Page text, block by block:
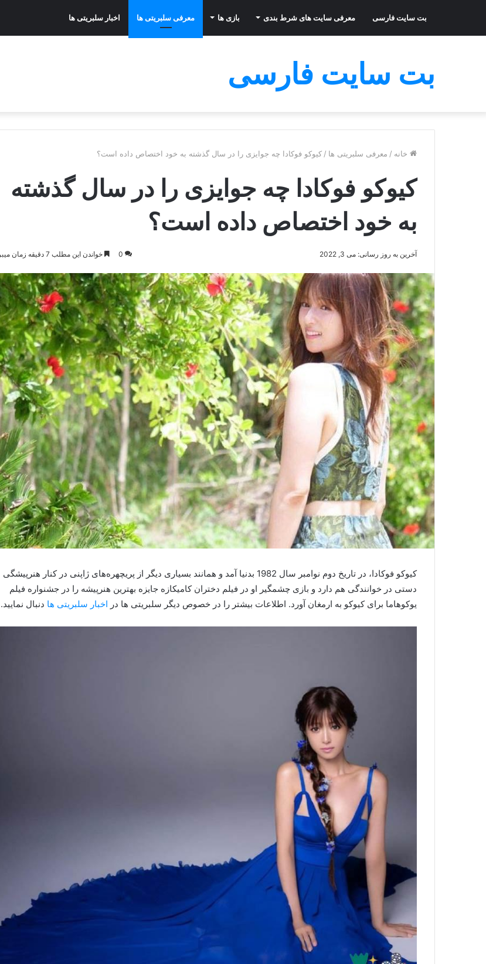
بت سایت فارسی معرفی سایت های شرط بندی بازی ها معرفی سلبریتی ها اخبار سلبریتی ها
بت سایت فارسی
خانه / معرفی سلبریتی ها / کیوکو فوکادا چه جوایزی را در سال گذشته به خود اختصاص داده است؟
کیوکو فوکادا چه جوایزی را در سال گذشته
به خود اختصاص داده است؟
آخرین به روز رسانی: می 3, 2022 0 خواندن این مطلب 7 دقیقه زمان میبرد
کیوکو فوکادا، در تاریخ دوم نوامبر سال 1982 بدنیا آمد و همانند بسیاری دیگر از پریچهره‌های ژاپنی در کنار هنرپیشگی
دستی در خوانندگی هم دارد و بازی چشمگیر او در فیلم دختران کامیکازه جایزه بهترین هنرپیشه را در جشنواره فیلم
یوکوهاما برای کیوکو به‌ ارمغان آورد. اطلاعات بیشتر را در خصوص دیگر سلبریتی ها در اخبار سلبریتی ها دنبال نمایید.